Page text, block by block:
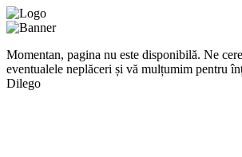
Momentan, pagina nu este disponibilă. Ne
eventualele neplăceri și vă mulțumim pentru
Dilego